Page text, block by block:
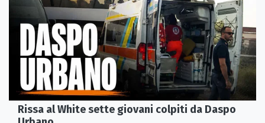
Rissa al White sette giovani colpiti da Daspo